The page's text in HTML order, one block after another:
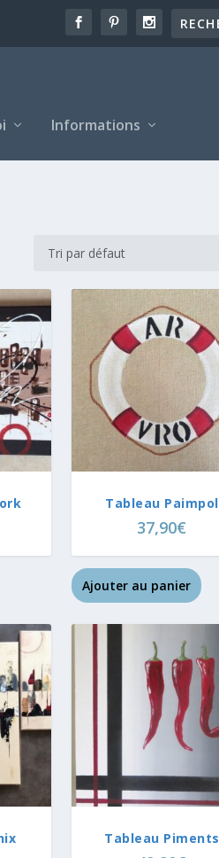
Informations
Tableau Paimpol
37,90€
Ajouter au panier
Tableau Piments